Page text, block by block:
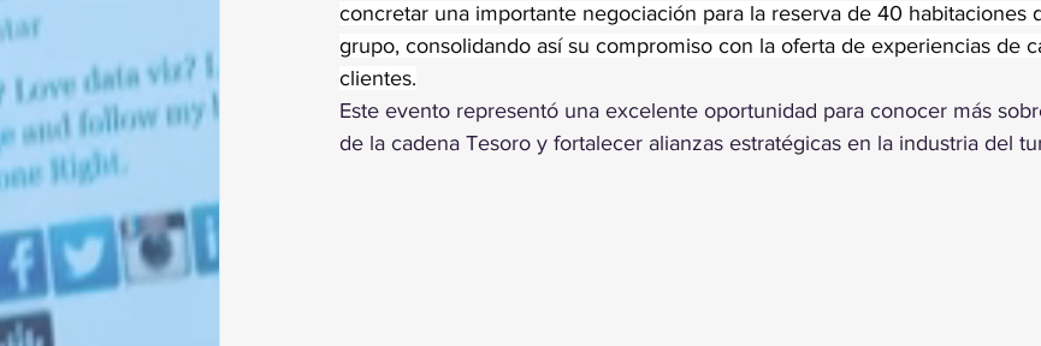
concretar una importante negociación para la reserva de 40 habitaciones
grupo, consolidando así su compromiso con la oferta de experiencias de
clientes.
Este evento representó una excelente oportunidad para conocer más
de la cadena Tesoro y fortalecer alianzas estratégicas en la industria del